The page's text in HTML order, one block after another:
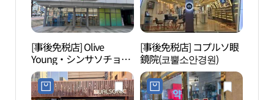
[事後免税店] Olive
Young・シンサソチョ
（新沙瑞草）店(올리브
영 신사서초점)
[事後免税店] コプルソ眼
鏡院(코뿔소안경원)